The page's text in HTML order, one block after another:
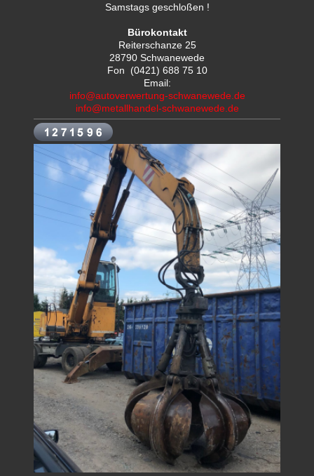
Samstags geschloßen !
Bürokontakt
Reiterschanze 25
28790 Schwanewede
Fon (0421) 688 75 10
Email:
info@autoverwertung-schwanewede.de
info@metallhandel-schwanewede.de